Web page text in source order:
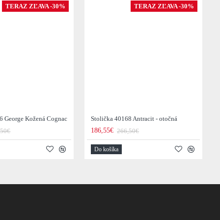
TERAZ ZĽAVA -30%
George Kožená Cognac
TERAZ ZĽAVA -30%
Stolička 40168 Antracit - otočná
186,55€ 266,50€
Do košíka